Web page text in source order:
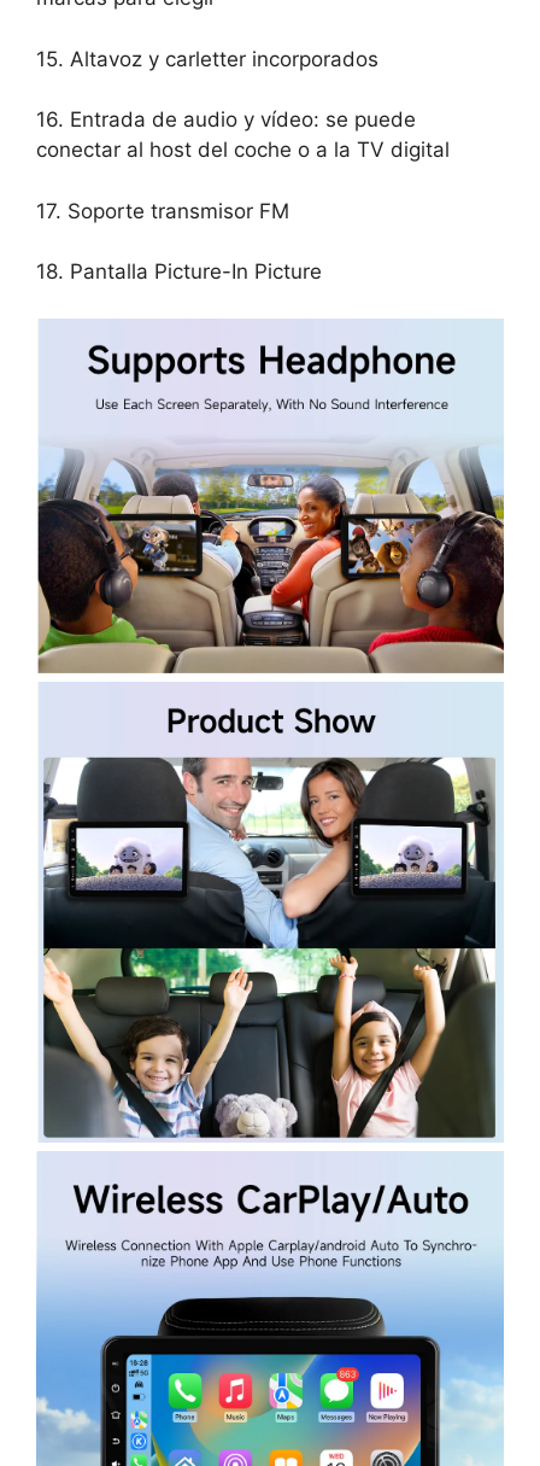
15. Altavoz y carletter incorporados
16. Entrada de audio y vídeo: se puede
conectar al host del coche o a la TV digital
17. Soporte transmisor FM
18. Pantalla Picture-In Picture